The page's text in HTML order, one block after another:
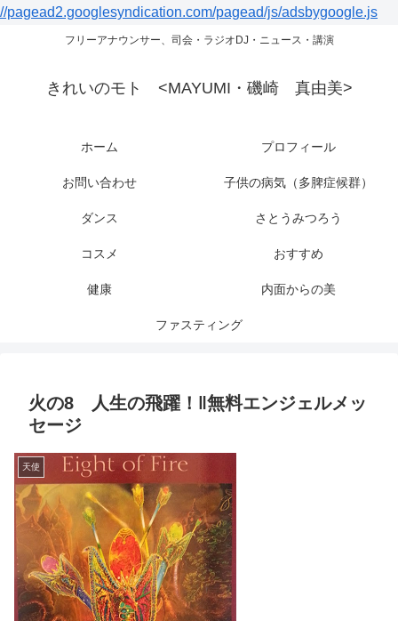
//pagead2.googlesyndication.com/pagead/js/adsbygoogle.js
フリーアナウンサー、司会・ラジオDJ・ニュース・講演
きれいのモト <MAYUMI・磯崎 真由美>
ホーム プロフィール
お問い合わせ 子供の病気（多脾症候群）
ダンス さとうみつろう
コスメ おすすめ
健康 内面からの美
ファスティング
火の8 人生の飛躍！‖無料エンジェルメッ
セージ
天使